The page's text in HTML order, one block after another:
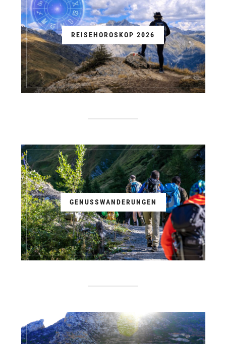
REISEHOROSKOP 2026
GENUSSWANDERUNGEN